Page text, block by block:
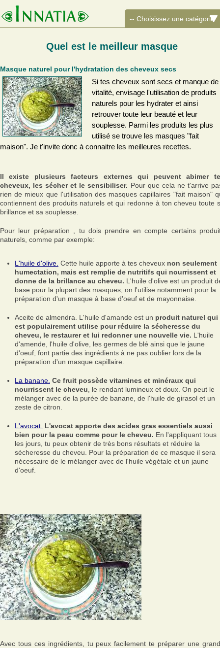
Quel est le meilleur masque
Masque naturel pour l'hydratation des cheveux secs
Si tes cheveux sont secs et manque de
vitalité, envisage l'utilisation de produits
naturels pour les hydrater et ainsi
retrouver toute leur beauté et leur
souplesse. Parmi les produits les plus
utilisé se trouve les masques "fait
maison". Je t'invite donc à connaitre les meilleures recettes.
Il existe plusieurs facteurs externes qui peuvent abimer
cheveux, les sécher et le sensibiliser. Pour que cela ne t'arrive
rien de mieux que l'utilisation des masques capillaires "fait maison"
contiennent des produits naturels et qui redonne à ton cheveu toute
brillance et sa souplesse.
Pour leur préparation , tu dois prendre en compte certains
naturels, comme par exemple:
L'huile d'olive. Cette huile apporte à tes cheveux non seulement
humectation, mais est remplie de nutritifs qui nourrissent et
donne de la brillance au cheveu. L'huile d'olive est un produit
base pour la plupart des masques, on l'utilise notamment pour la
préparation d'un masque à base d'oeuf et de mayonnaise.
Aceite de almendra. L'huile d'amande est un produit naturel qui
est populairement utilise pour réduire la sécheresse du
cheveu, le restaurer et lui redonner une nouvelle vie. L'huile
d'amende, l'huile d'olive, les germes de blé ainsi que le jaune
d'oeuf, font partie des ingrédients à ne pas oublier lors de la
préparation d'un masque capillaire.
La banane. Ce fruit possède vitamines et minéraux qui
nourrissent le cheveu , le rendant lumineux et doux. On peut le
mélanger avec de la purée de banane, de l'huile de girasol et un
zeste de citron.
L'avocat. L'avocat apporte des acides gras essentiels aussi
bien pour la peau comme pour le cheveu. En l'appliquant tous
les jours, tu peux obtenir de très bons résultats et réduire la
sécheresse du cheveu. Pour la préparation de ce masque il sera
nécessaire de le mélanger avec de l'huile végétale et un jaune
d'oeuf.
Avec tous ces ingrédients, tu peux facilement te préparer une